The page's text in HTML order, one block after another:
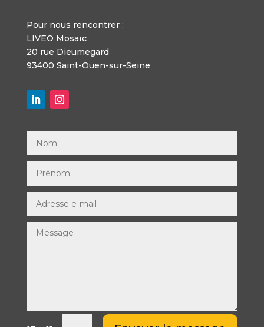
Pour nous rencontrer :
LIVEO Mosaïc
20 rue Dieumegard
93400 Saint-Ouen-sur-Seine